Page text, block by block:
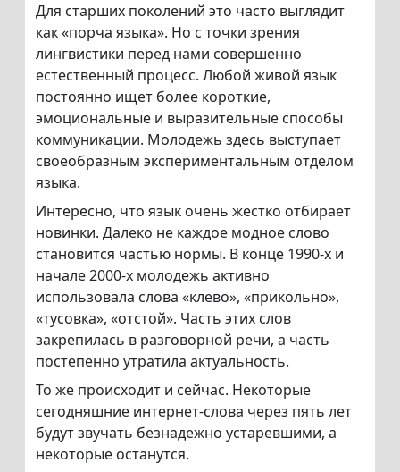
Для старших поколений это часто выглядит
как «порча языка». Но с точки зрения
лингвистики перед нами совершенно
естественный процесс. Любой живой язык
постоянно ищет более короткие,
эмоциональные и выразительные способы
коммуникации. Молодежь здесь выступает
своеобразным экспериментальным отделом
языка.
Интересно, что язык очень жестко отбирает
новинки. Далеко не каждое модное слово
становится частью нормы. В конце 1990-х и
начале 2000-х молодежь активно
использовала слова «клево», «прикольно»,
«тусовка», «отстой». Часть этих слов
закрепилась в разговорной речи, а часть
постепенно утратила актуальность.
То же происходит и сейчас. Некоторые
сегодняшние интернет-слова через пять лет
будут звучать безнадежно устаревшими, а
некоторые останутся.